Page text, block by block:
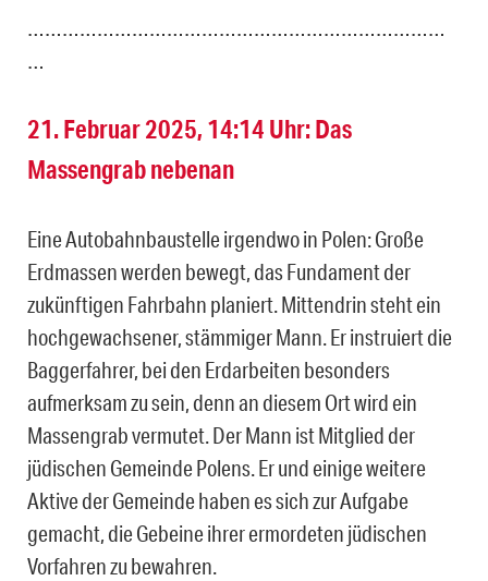
………………………………………………………………
…
21. Februar 2025, 14:14 Uhr: Das
Massengrab nebenan
Eine Autobahnbaustelle irgendwo in Polen: Große
Erdmassen werden bewegt, das Fundament der
zukünftigen Fahrbahn planiert. Mittendrin steht ein
hochgewachsener, stämmiger Mann. Er instruiert die
Baggerfahrer, bei den Erdarbeiten besonders
aufmerksam zu sein, denn an diesem Ort wird ein
Massengrab vermutet. Der Mann ist Mitglied der
jüdischen Gemeinde Polens. Er und einige weitere
Aktive der Gemeinde haben es sich zur Aufgabe
gemacht, die Gebeine ihrer ermordeten jüdischen
Vorfahren zu bewahren.